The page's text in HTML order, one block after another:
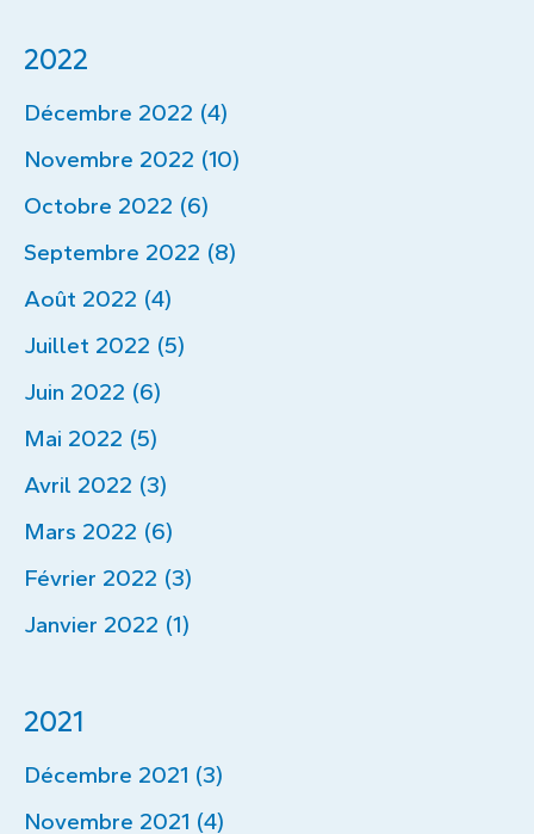
2022
Décembre 2022 (4)
Novembre 2022 (10)
Octobre 2022 (6)
Septembre 2022 (8)
Août 2022 (4)
Juillet 2022 (5)
Juin 2022 (6)
Mai 2022 (5)
Avril 2022 (3)
Mars 2022 (6)
Février 2022 (3)
Janvier 2022 (1)
2021
Décembre 2021 (3)
Novembre 2021 (4)